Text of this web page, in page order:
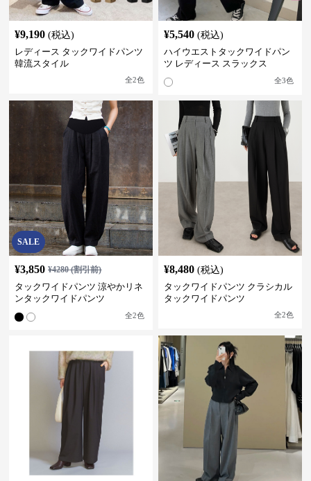
¥9,190 (税込)
レディース タックワイドパンツ
韓流スタイル
全2色
¥5,540 (税込)
ハイウエストタックワイドパン
ツ レディース スラックス
全3色
SALE
¥3,850 ¥4280(割引前)
タックワイドパンツ 涼やかリネ
ンタックワイドパンツ
全2色
¥8,480 (税込)
タックワイドパンツ クラシカル
タックワイドパンツ
全2色